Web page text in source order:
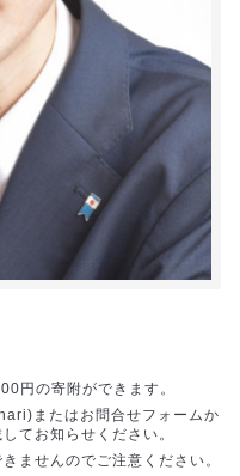
円の寄附ができます。
またはお問合せフォームか
てお知らせください。
ませんのでご注意ください。